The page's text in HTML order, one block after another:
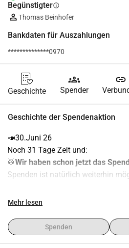
Begünstigterinfo
Thomas Beinhofer
Bankdaten für Auszahlungen
**************0970
Geschichte
groups
Spender
link
Geschichte der Spendenaktion
📣30.Juni 26
Noch 31 Tage Zeit und:
🥁Wir haben schon jetzt das
Spenden ist natürlich weiterhin
Bei Fragen
💚💚💚Ein
von euch.
Mehr lesen
Spenden